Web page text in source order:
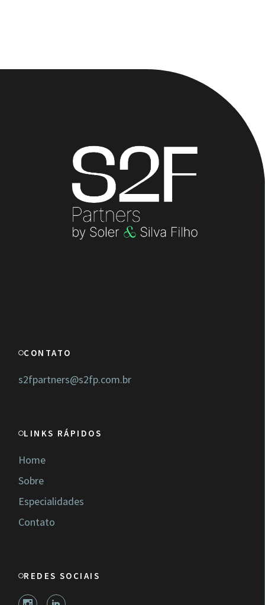
CONTATO
s2fpartners@s2fp.com.br
LINKS RÁPIDOS
Home
Sobre
Especialidades
Contato
REDES SOCIAIS